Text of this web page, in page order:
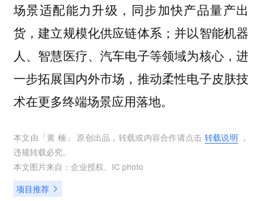
场景适配能力升级，同步加快产品量产出
货，建立规模化供应链体系；并以智能机器
人、智慧医疗、汽车电子等领域为核心，进
一步拓展国内外市场，推动柔性电子皮肤技
术在更多终端场景应用落地。
本文由「黄 楠」 原创出品，转载或内容合作请点击 转载说明 ，
违规转载必究。
本文图片来自： 企业授权
IC photo
项目推荐